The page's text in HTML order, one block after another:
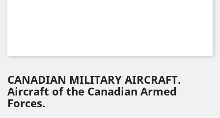
CANADIAN MILITARY AIRCRAFT.
Aircraft of the Canadian Armed
Forces.